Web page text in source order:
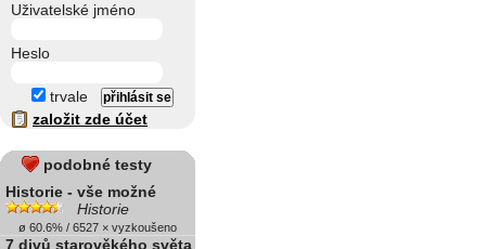
Uživatelské jméno
Heslo
trvale
založit zde účet
podobné testy
Historie - vše možné
Historie
ø 60.6% / 6527 × vyzkoušeno
7 divů starověkého světa